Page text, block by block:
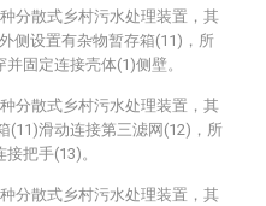
分散式乡村污水处理装置，其
侧设置有杂物暂存箱(11)，所
固定连接壳体(1)侧壁。
分散式乡村污水处理装置，其
(11)滑动连接第三滤网(12)，所
把手(13)。
分散式乡村污水处理装置，其